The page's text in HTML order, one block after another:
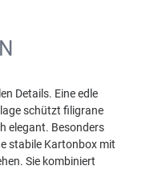
Details. Eine edle
schützt filigrane
elegant. Besonders
stabile Kartonbox mit
Sie kombiniert